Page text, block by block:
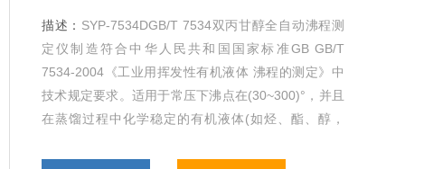
描述： SYP-7534DGB/T 7534双丙甘醇全自动沸程测
定仪制造符合中华人民共和国国家标准GB GB/T
7534-2004《工业用挥发性有机液体 沸程的测定》中
技术规定要求。适用于常压下沸点在(30~300)°，并且
在蒸馏过程中化学稳定的有机液体(如烃、酯、醇，